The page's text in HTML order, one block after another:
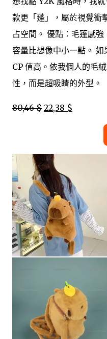
款更「蓬」，屬於視覺衝
占空間。 優點：毛蓬感強
容量比想像中小一點。
CP 值高。依我個人的毛
性，而是超吸睛的外型。
80,46 $ 22,38 $